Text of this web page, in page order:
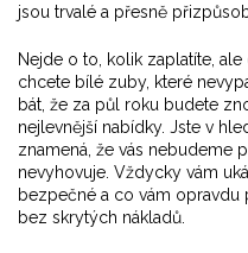
jsou trvalé a přesně
Nejde o to, kolik zaplatíte,
chcete bílé zuby, které
bát, že za půl roku budete
nejlevnější nabídky. Jste v
znamená, že vás nebudeme
nevyhovuje. Vždycky vám
bezpečné a co vám
bez skrytých nákladů.